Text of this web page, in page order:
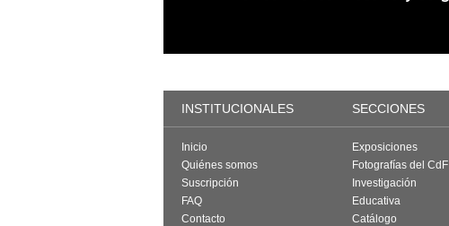
INSTITUCIONALES SECCIONES
Inicio
Quiénes somos
Suscripción
FAQ
Contacto
Exposiciones
Fotografías del CdF
Investigación
Educativa
Catálogo